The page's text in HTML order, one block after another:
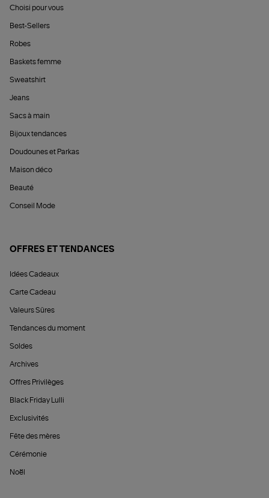
Choisi pour vous
Best-Sellers
Robes
Baskets femme
Sweatshirt
Jeans
Sacs à main
Bijoux tendances
Doudounes et Parkas
Maison déco
Beauté
Conseil Mode
OFFRES ET TENDANCES
Idées Cadeaux
Carte Cadeau
Valeurs Sûres
Tendances du moment
Soldes
Archives
Offres Privilèges
Black Friday Lulli
Exclusivités
Fête des mères
Cérémonie
Noël